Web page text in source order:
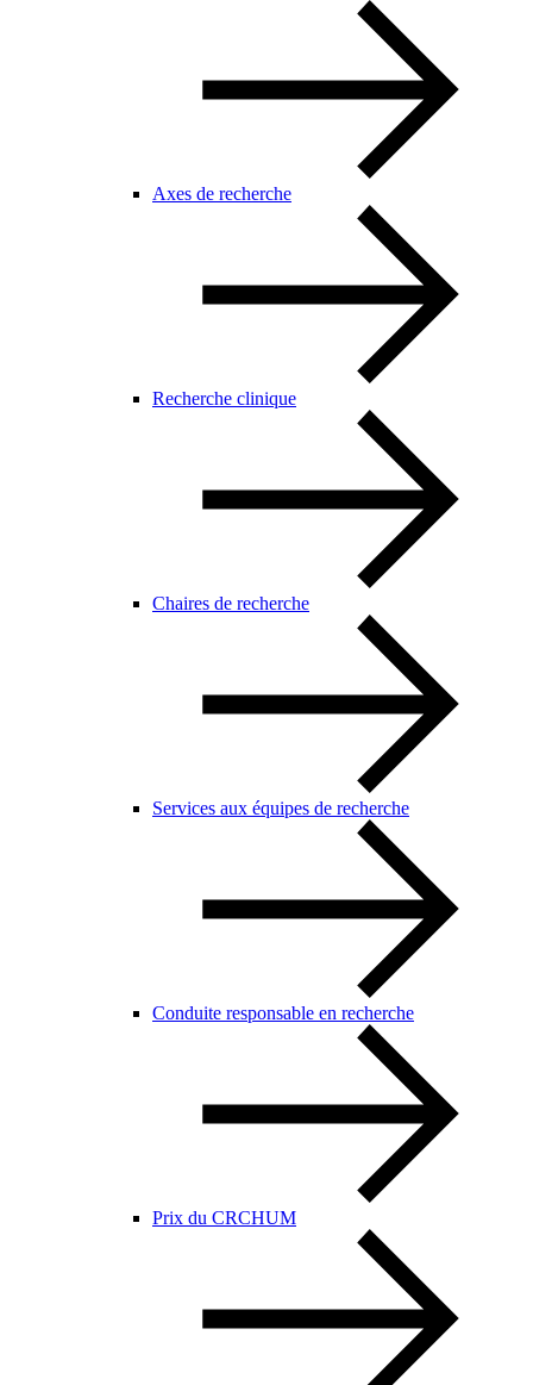
Axes de recherche
Recherche clinique
Chaires de recherche
Services aux équipes de recherche
Conduite responsable en recherche
Prix du CRCHUM